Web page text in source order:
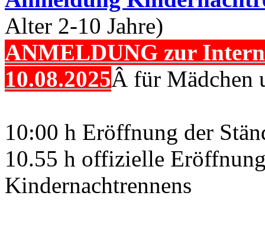
Alter 2-10 Jahre)
ANMELDUNG zur
10.08.2025Â für Mädchen
10:00 h Eröffnung der
10.55 h offizielle
Kindernachtrennens